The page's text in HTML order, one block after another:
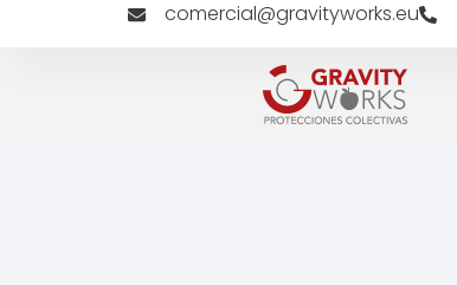
comercial@gravityworks.eu